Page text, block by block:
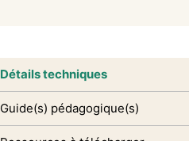
Détails techniques
Guide(s) pédagogique(s)